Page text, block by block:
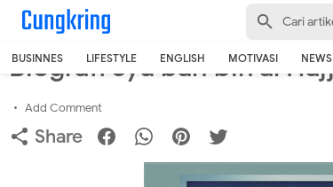
BUSINNES LIFESTYLE ENGLISH MOTIVASI NEWS
Home›Islamic
Biografi Syu’bah bin al
Add Comment
Share